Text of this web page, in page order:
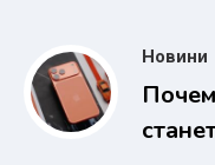
Новини